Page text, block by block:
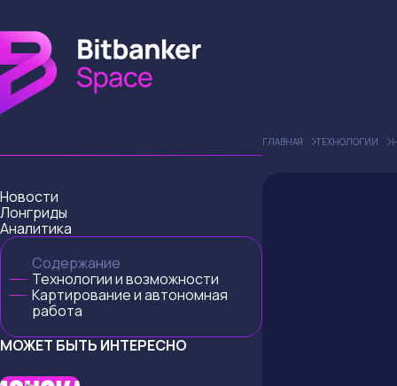
Новости
Лонгриды
Аналитика
Содержание
Технологии и возможности
Картирование и автономная
работа
МОЖЕТ БЫТЬ ИНТЕРЕСНО
ГЛАВНАЯ ТЕХНОЛОГИИ